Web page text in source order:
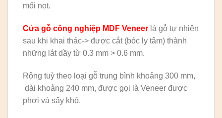
mối nọt.
Cửa gỗ công nghiệp MDF Veneer là gỗ tự nhiên
sau khi khai thác-> được cắt (bóc ly tâm) thành
những lát dầy từ 0.3 mm > 0.6 mm.
Rộng tuỳ theo loại gỗ trung bình khoảng 300 mm,
dài khoảng 240 mm, được gọi là Veneer được
phơi và sấy khô.